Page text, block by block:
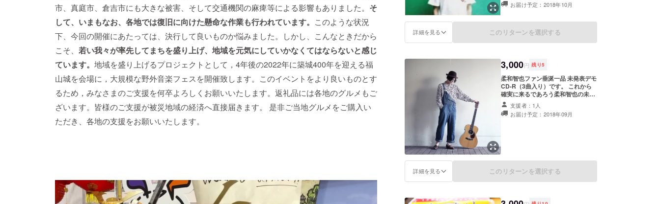
市、真庭市、倉吉市にも大きな被害、そして交通機関の麻痺等による影響もありました。 そ
して、いまもなお、各地では復旧に向けた懸命な作業も行われています。 このような状況
下、今回の開催にあたっては、決行して良いものか悩みました。しかし、こんなときだから
こそ、 若い我々が率先してまちを盛り上げ、地域を元気にしていかなくてはならないと感じ
ています。 地域を盛り上げるプロジェクトとして，4年後の2022年に築城400年を迎える福
山城を会場に，大規模な野外音楽フェスを開催致します。このイベントをより良いものとす
るため，みなさまのご支援を何卒よろしくお願いいたします。返礼品には各地のグルメもご
ざいます。皆様のご支援が被災地域の経済へ直接届きます。 是非ご当地グルメをご購入い
ただき、各地の支援をお願いいたします。
お届け予定：2018年10月
詳細を見る このリターンを選択する
3,000円 残り5
柔和智也ファン垂涎一品 未発表デモ
CD-R（3曲入り）です。 これから
確実に来るであろう柔和智也の未発
表デモです。 リリース音源では聴け
ない、生の柔和智也を是非感じてく
ださい
支援者：1人
お届け予定：2018年09月
詳細を見る このリターンを選択する